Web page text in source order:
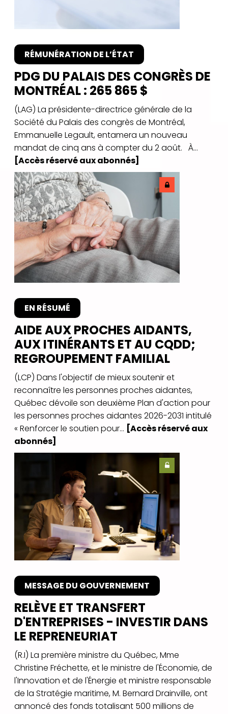
RÉMUNÉRATION DE L’ÉTAT
PDG DU PALAIS DES CONGRÈS DE
MONTRÉAL : 265 865 $
(LAG) La présidente-directrice générale de la
Société du Palais des congrès de Montréal,
Emmanuelle Legault, entamera un nouveau
mandat de cinq ans à compter du 2 août. À...
[Accès réservé aux abonnés]
EN RÉSUMÉ
AIDE AUX PROCHES AIDANTS,
AUX ITINÉRANTS ET AU CQDD;
REGROUPEMENT FAMILIAL
(LCP) Dans l'objectif de mieux soutenir et
reconnaître les personnes proches aidantes,
Québec dévoile son deuxième Plan d'action pour
les personnes proches aidantes 2026-2031 intitulé
« Renforcer le soutien pour... [Accès réservé aux
abonnés]
MESSAGE DU GOUVERNEMENT
RELÈVE ET TRANSFERT
D'ENTREPRISES - INVESTIR DANS
LE REPRENEURIAT
(R.I) La première ministre du Québec, Mme
Christine Fréchette, et le ministre de l'Économie, de
l'Innovation et de l'Énergie et ministre responsable
de la Stratégie maritime, M. Bernard Drainville, ont
annoncé des fonds totalisant 500 millions de